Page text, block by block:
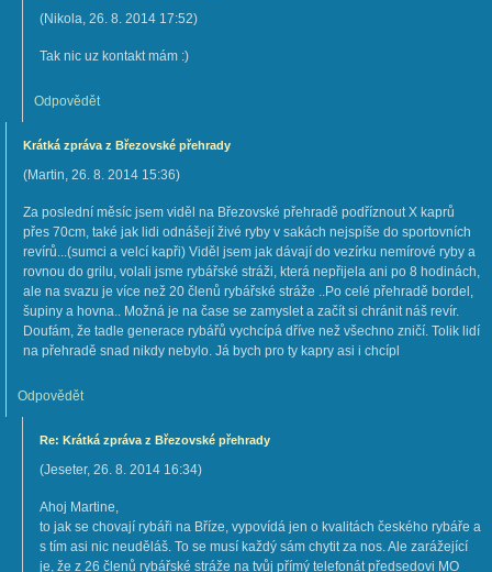
(Nikola, 26. 8. 2014 17:52)
Tak nic uz kontakt mám :)
Odpovědět
Krátká zpráva z Březovské přehrady
(Martin, 26. 8. 2014 15:36)
Za poslední měsíc jsem viděl na Březovské přehradě podříznout X kaprů
přes 70cm, také jak lidi odnášejí živé ryby v sakách nejspíše do sportovních
revírů...(sumci a velcí kapři) Viděl jsem jak dávají do vezírku nemírové ryby a
rovnou do grilu, volali jsme rybářské stráži, která nepřijela ani po 8 hodinách,
ale na svazu je více než 20 členů rybářské stráže ..Po celé přehradě bordel,
šupiny a hovna.. Možná je na čase se zamyslet a začít si chránit náš revír.
Doufám, že tadle generace rybářů vychcípá dříve než všechno zničí. Tolik lidí
na přehradě snad nikdy nebylo. Já bych pro ty kapry asi i chcípl
Odpovědět
Re: Krátká zpráva z Březovské přehrady
(Jeseter, 26. 8. 2014 16:34)
Ahoj Martine,
to jak se chovají rybáři na Bříze, vypovídá jen o kvalitách českého rybáře a
s tím asi nic neuděláš. To se musí každý sám chytit za nos. Ale zarážející
je, že z 26 členů rybářské stráže na tvůj přímý telefonát předsedovi MO